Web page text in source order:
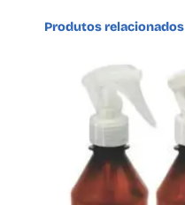
z
Produtos relacionados